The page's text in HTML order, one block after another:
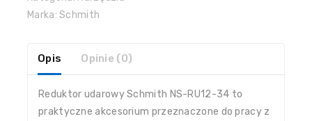
Marka:Schmith
Opis Opinie (0)
Reduktor udarowy Schmith NS-RU12-34 to
praktyczne akcesorium przeznaczone do pracy z